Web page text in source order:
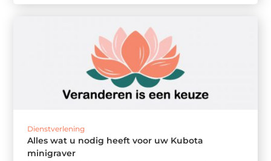
Dienstverlening
Alles wat u nodig heeft voor uw Kubota
minigraver